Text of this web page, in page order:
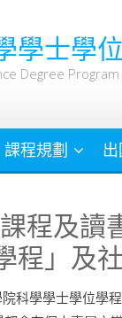
學士學
Degree
課程規劃
程及讀
程」及
科學學士學位學